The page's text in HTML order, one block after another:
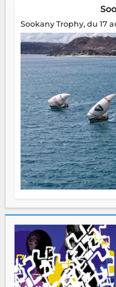
Sookany Trophy, du 17